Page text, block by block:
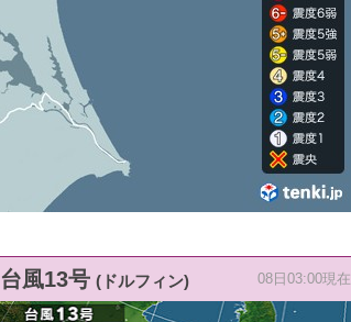
台風13号 (ドルフィン) 08日03:00現在